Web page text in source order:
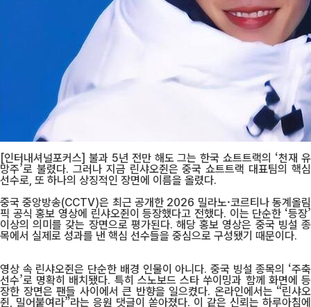
[인터내셔널포커스] 불과 5년 전만 해도 그는 한국 쇼트트랙의 ‘천재 유
망주’로 불렸다. 그러나 지금 린샤오쥔은 중국 쇼트트랙 대표팀의 핵심
선수로, 또 하나의 상징적인 장면에 이름을 올렸다.
중국 중앙방송(CCTV)은 최근 공개한 2026 밀라노·코르티나 동계올림
픽 공식 홍보 영상에 린샤오쥔이 등장했다고 전했다. 이는 단순한 ‘등장’
이상의 의미를 갖는 장면으로 평가된다. 해당 홍보 영상은 중국 빙설 종
목에서 실제로 성과를 낸 핵심 선수들을 중심으로 구성됐기 때문이다.
영상 속 린샤오쥔은 단순한 배경 인물이 아니다. 중국 빙설 종목의 ‘주축
선수’로 명확히 배치됐다. 특히 스노보드 스타 쑤이밍과 함께 화면에 등
장한 장면은 팬들 사이에서 큰 반향을 일으켰다. 온라인에서는 “린샤오
쥔, 밀어붙여라”라는 응원 댓글이 쏟아졌다. 이 같은 신뢰는 하루아침에